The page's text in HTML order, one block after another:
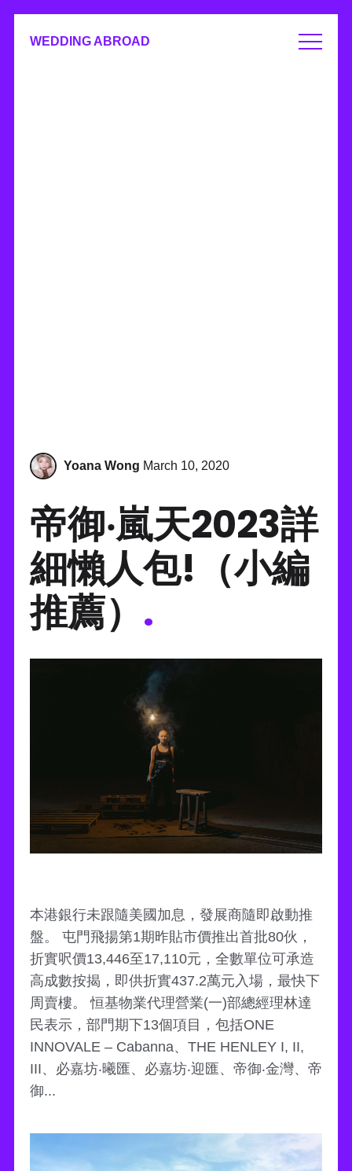
WEDDING ABROAD
Yoana Wong March 10, 2020
帝御‧嵐天2023詳
細懶人包!（小編
推薦） .
本港銀行未跟隨美國加息，發展商隨即啟動推
盤。 屯門飛揚第1期昨貼市價推出首批80伙，
折實呎價13,446至17,110元，全數單位可承造
高成數按揭，即供折實437.2萬元入場，最快下
周賣樓。 恒基物業代理營業(一)部總經理林達
民表示，部門期下13個項目，包括ONE
INNOVALE – Cabanna、THE HENLEY I, II,
III、必嘉坊‧曦匯、必嘉坊‧迎匯、帝御‧金灣、帝
御...